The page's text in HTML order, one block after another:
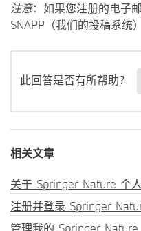
注意：如果您注册的电子
SNAPP（我们的投稿系统
此回答是否有所帮助？
相关文章
关于 Springer Nature 个
注册并登录 Springer